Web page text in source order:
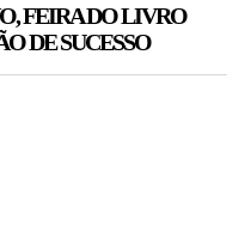
FEIRA DO LIVRO
DE SUCESSO